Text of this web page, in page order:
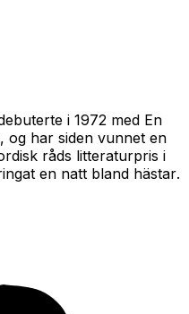
i 1972 med En
, og har siden vunnet en
råds litteraturpris i
en natt bland hästar.